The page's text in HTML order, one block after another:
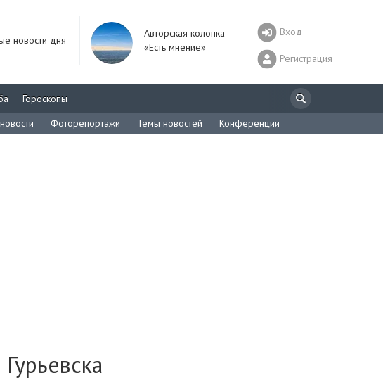
новости дня
Авторская колонка
«Есть мнение»
Вход
Регистрация
Гороскопы
Фоторепортажи Темы новостей Конференции